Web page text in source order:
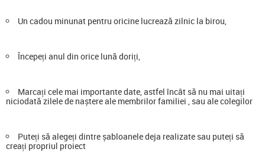
Un cadou minunat pentru oricine lucrează zilnic la birou,
Începeți anul din orice lună doriți,
Marcați cele mai importante date, astfel încât să nu mai uitați
niciodată zilele de naștere ale membrilor familiei , sau ale colegilor
Puteți să alegeți dintre șabloanele deja realizate sau puteți să
creați propriul proiect